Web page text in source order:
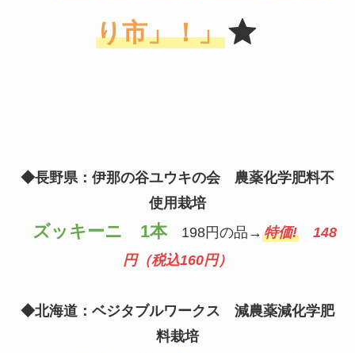
り市」！」
◆長野県：伊那の谷ユウキの会 農薬化学肥料不
使用栽培
ズッキーニ 1本198円の品→ 特価! 148
円（税込160円）
◆北海道：ベジタブルワークス 減農薬減化学肥
料栽培